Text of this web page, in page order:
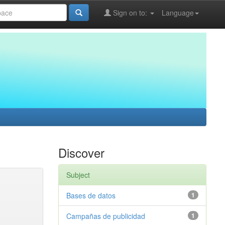
Language
Sign on to:
Discover
Subject
1
Bases de datos
1
Campañas de publicidad